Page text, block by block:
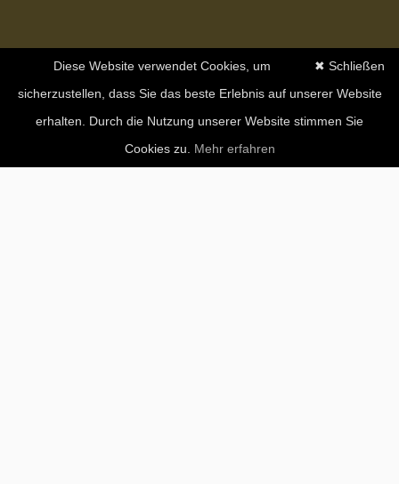
✖ Schließen
Diese Website verwendet Cookies, um
sicherzustellen, dass Sie das beste Erlebnis auf unserer Website
erhalten. Durch die Nutzung unserer Website stimmen Sie
Cookies zu. Mehr erfahren